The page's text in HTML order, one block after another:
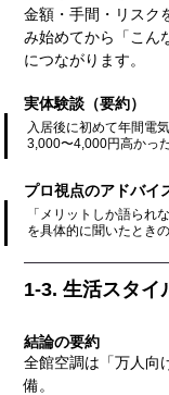
金額・手間・リスク
み始めてから「こん
につながります。
実体験談（要約）
入居後に初めて年間電
3,000〜4,000円高かっ
プロ視点のアドバイ
「メリットしか語られ
を具体的に聞いたとき
1-3. 生活スタイ
結論の要約
全館空調は「万人向
備。